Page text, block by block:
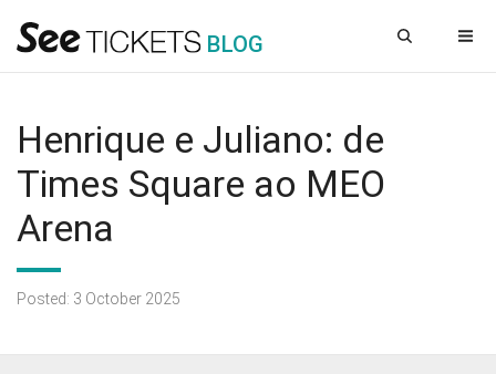
BLOG
Henrique e Juliano: de
Times Square ao MEO
Arena
Posted: 3 October 2025